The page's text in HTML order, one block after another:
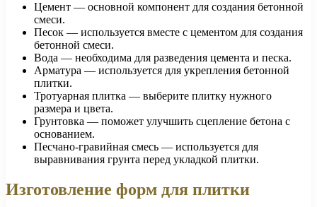
Цемент — основной компонент для создания бетонной
смеси.
Песок — используется вместе с цементом для создания
бетонной смеси.
Вода — необходима для разведения цемента и песка.
Арматура — используется для укрепления бетонной
плитки.
Тротуарная плитка — выберите плитку нужного
размера и цвета.
Грунтовка — поможет улучшить сцепление бетона с
основанием.
Песчано-гравийная смесь — используется для
выравнивания грунта перед укладкой плитки.
Изготовление форм для плитки